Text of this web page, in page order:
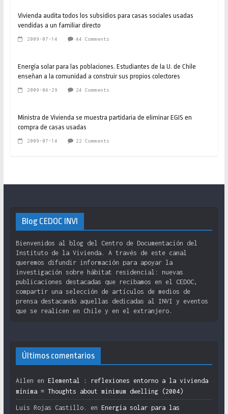
Vivienda audita todos los subsidios para casas sociales usadas
vendidas a un familiar directo
2009-07-14 44 Comments
Energía solar para las poblaciones. Estudiantes de la U. de Chile
enseñan a la comunidad a construir sus propios colectores
2009-04-29 24 Comments
Ministra de Vivienda se muestra partidaria de eliminar EGIS en
compra de casas usadas
2009-07-14 22 Comments
Blog CEDOC INVI
Bienvenidos al blog del Centro de Documentación del
Instituto de la Vivienda. A través de este canal
queremos difundir información para apoyar la
investigación sobre hábitat residencial: nuevas
publicaciones destacadas que recibamos en el CEDOC,
compartir una selección de artículos de medios de
prensa destacando aquellas dedicadas al INVI y eventos
que se realicen en Chile y en el extranjero.
Últimos comentarios
Ailen en Elemental : reflexiones entorno a la vivienda
mínima = Thoughts about minimum dwelling (2004)
Luis Rojas Castillo. en Energía solar para las